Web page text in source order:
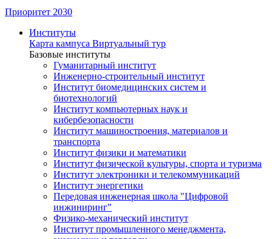
Приоритет 2030
Институты
Карта кампуса Виртуальный тур
Базовые институты
Гуманитарный институт
Инженерно-строительный институт
Институт биомедицинских систем и
биотехнологий
Институт компьютерных наук и
кибербезопасности
Институт машиностроения, материалов и
транспорта
Институт физики и математики
Институт физической культуры, спорта и туризма
Институт электроники и телекоммуникаций
Институт энергетики
Передовая инженерная школа "Цифровой
инжиниринг"
Физико-механический институт
Институт промышленного менеджмента,